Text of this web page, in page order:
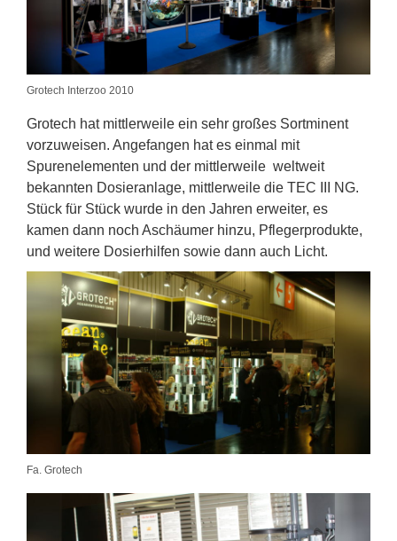
Grotech Interzoo 2010
Grotech hat mittlerweile ein sehr großes Sortminent
vorzuweisen. Angefangen hat es einmal mit
Spurenelementen und der mittlerweile weltweit
bekannten Dosieranlage, mittlerweile die TEC III NG.
Stück für Stück wurde in den Jahren erweiter, es
kamen dann noch Aschäumer hinzu, Pflegerprodukte,
und weitere Dosierhilfen sowie dann auch Licht.
Fa. Grotech